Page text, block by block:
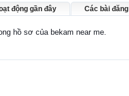
động gần đây Các bài đăng
hồ sơ của bekam near me.